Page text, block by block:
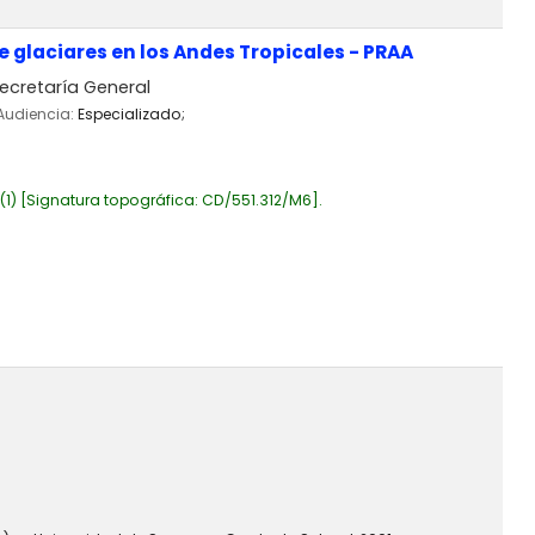
en los Andes Tropicales - PRAA
General
Especializado;
Signatura topográfica: CD/551.312/M6 .